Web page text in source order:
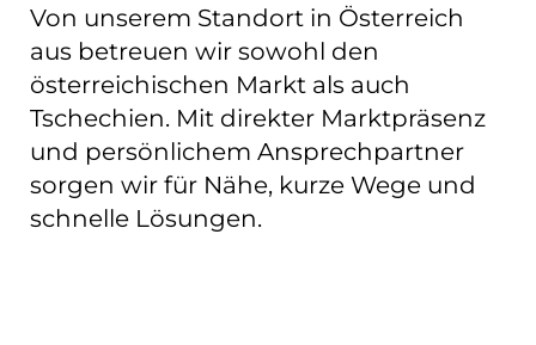
Von unserem Standort in Österreich
aus betreuen wir sowohl den
österreichischen Markt als auch
Tschechien. Mit direkter Marktpräsenz
und persönlichem Ansprechpartner
sorgen wir für Nähe, kurze Wege und
schnelle Lösungen.